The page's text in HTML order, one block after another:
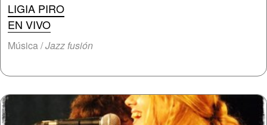
LIGIA PIRO
EN VIVO
Música /Jazz fusión